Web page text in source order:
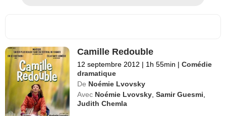
Camille Redouble
12 septembre 2012 | 1h 55min | Comédie
dramatique
De Noémie Lvovsky
Avec Noémie Lvovsky ,Samir Guesmi
Judith Chemla